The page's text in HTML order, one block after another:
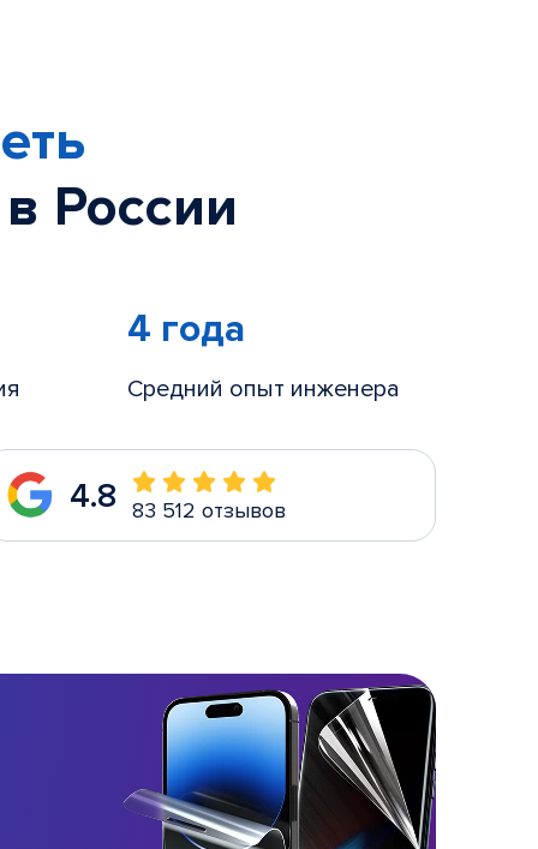
России
4 года
Средний опыт инженера
4.8 83 512 отзывов